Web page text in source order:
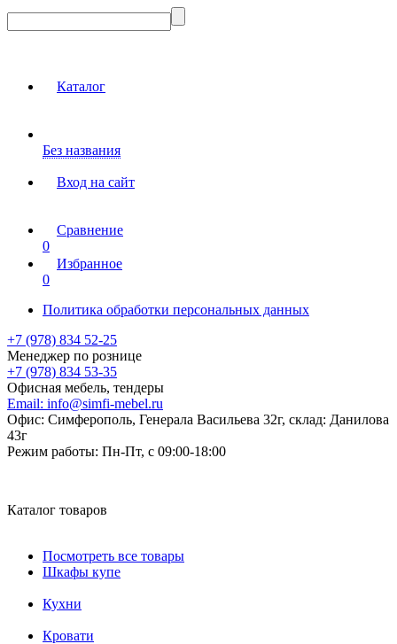
Каталог
Без названия
Вход на сайт
Сравнение
0
Избранное
0
Политика обработки персональных данных
+7 (978) 834 52-25
Менеджер по рознице
+7 (978) 834 53-35
Офисная мебель, тендеры
Email: info@simfi-mebel.ru
Офис: Симферополь, Генерала Васильева 32г, склад: Данилова
43г
Режим работы: Пн-Пт, с 09:00-18:00
Каталог товаров
Посмотреть все товары
Шкафы купе
Кухни
Кровати